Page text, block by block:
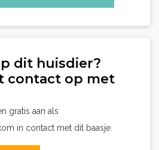
dit huisdier?
contact op met
gratis aan als
in contact met dit baasje.